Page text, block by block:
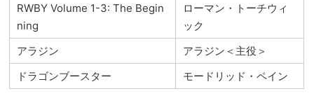
RWBY Volume 1-3: The Begin
ning
ローマン・トーチウィ
ック
アラジン
アラジン＜主役＞
ドラゴンブースター
モードリッド・ペイン